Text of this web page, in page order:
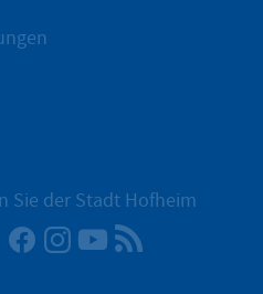
Sie der Stadt Hofheim
Facebook
Instagram
YouTube